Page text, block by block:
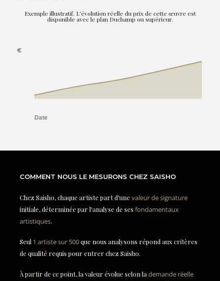
Exemple illustratif. L'évolution réelle du prix de cette œuvre est
disponible avec le plan Duchamp ou supérieur.
COMMENT NOUS LE MESURONS CHEZ SAISHO
Chez Saisho, chaque artiste part d'une valeur de signature
initiale, déterminée par l'analyse de ses fondamentaux
artistiques.
Seul 1 artiste sur 500que nous analysons répond aux critères
de qualité requis pour entrer chez Saisho.
À partir de ce point, la valeur évolue selon la demande réelle